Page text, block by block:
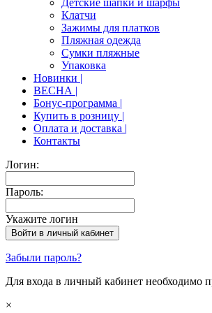
Детские шапки и шарфы
Клатчи
Зажимы для платков
Пляжная одежда
Сумки пляжные
Упаковка
Новинки |
ВЕСНА |
Бонус-программа |
Купить в розницу |
Оплата и доставка |
Контакты
Логин:
Пароль:
Укажите логин
Забыли пароль?
Для входа в личный кабинет необходимо
×